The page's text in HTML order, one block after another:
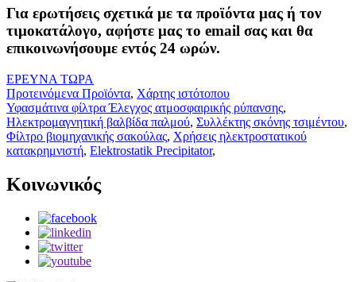
Για ερωτήσεις σχετικά με τα προϊόντα μας ή τον
τιμοκατάλογο, αφήστε μας το email σας και θα
επικοινωνήσουμε εντός 24 ωρών.
ΕΡΕΥΝΑ ΤΩΡΑ
Προτεινόμενα Προϊόντα, Χάρτης ιστότοπου
Υφασμάτινα φίλτρα Έλεγχος ατμοσφαιρικής ρύπανσης,
Ηλεκτρομαγνητική βαλβίδα παλμού, Συλλέκτης σκόνης τσιμέντου,
Φίλτρο βιομηχανικής σακούλας, Χρήσεις ηλεκτροστατικού
κατακρημνιστή, Elektrostatik Precipitator,
Κοινωνικός